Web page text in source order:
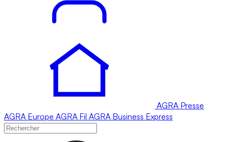
AGRA Presse
AGRA Europe AGRA Fil AGRA Business Express